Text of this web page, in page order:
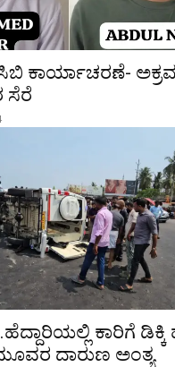
ಕಾರ್ಯಾಚರಣೆ-
ಸೆರೆ
ಕಾರಿಗೆ
ದಾರುಣ ಅಂತ್ಯ